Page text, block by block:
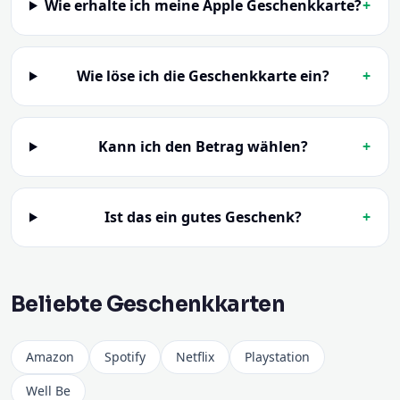
Wie erhalte ich meine Apple Geschenkkarte?+
Wie löse ich die Geschenkkarte ein? +
Kann ich den Betrag wählen? +
Ist das ein gutes Geschenk? +
Beliebte Geschenkkarten
Amazon Spotify Netflix
Playstation
Well Be